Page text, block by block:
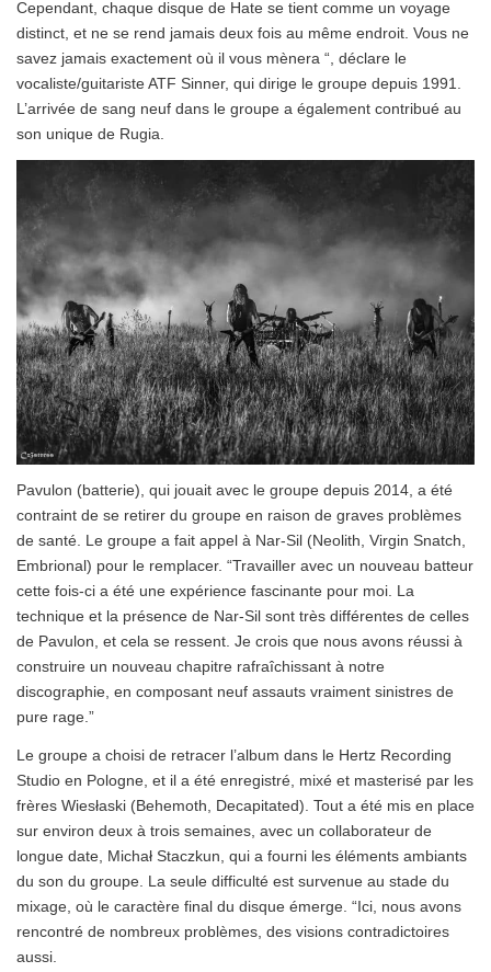
Cependant, chaque disque de Hate se tient comme un voyage
distinct, et ne se rend jamais deux fois au même endroit. Vous ne
savez jamais exactement où il vous mènera “, déclare le
vocaliste/guitariste ATF Sinner, qui dirige le groupe depuis 1991.
L’arrivée de sang neuf dans le groupe a également contribué au
son unique de Rugia.
Pavulon (batterie), qui jouait avec le groupe depuis 2014, a été
contraint de se retirer du groupe en raison de graves problèmes
de santé. Le groupe a fait appel à Nar-Sil (Neolith, Virgin Snatch,
Embrional) pour le remplacer. “Travailler avec un nouveau batteur
cette fois-ci a été une expérience fascinante pour moi. La
technique et la présence de Nar-Sil sont très différentes de celles
de Pavulon, et cela se ressent. Je crois que nous avons réussi à
construire un nouveau chapitre rafraîchissant à notre
discographie, en composant neuf assauts vraiment sinistres de
pure rage.”
Le groupe a choisi de retracer l’album dans le Hertz Recording
Studio en Pologne, et il a été enregistré, mixé et masterisé par les
frères Wiesłaski (Behemoth, Decapitated). Tout a été mis en place
sur environ deux à trois semaines, avec un collaborateur de
longue date, Michał Staczkun, qui a fourni les éléments ambiants
du son du groupe. La seule difficulté est survenue au stade du
mixage, où le caractère final du disque émerge. “Ici, nous avons
rencontré de nombreux problèmes, des visions contradictoires
aussi.